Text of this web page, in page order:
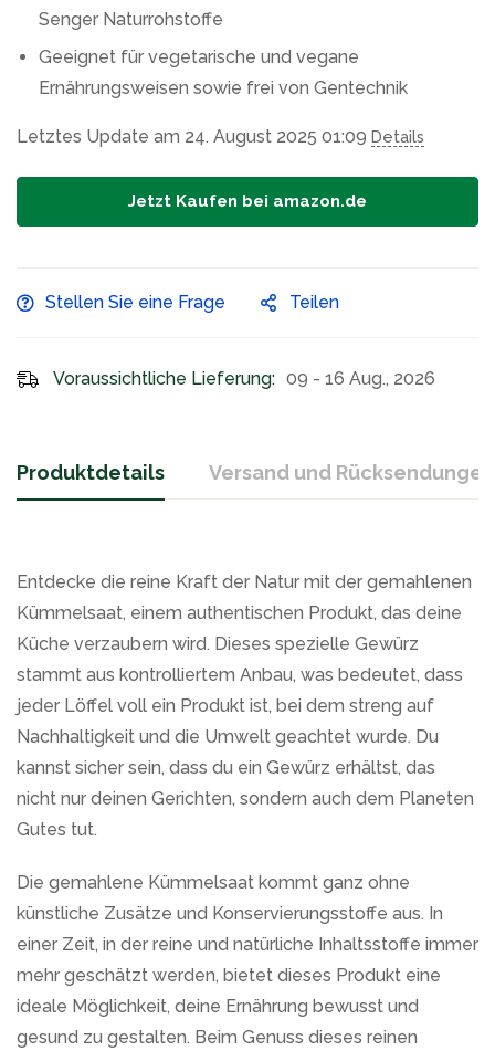
Senger Naturrohstoffe
Geeignet für vegetarische und vegane
Ernährungsweisen sowie frei von Gentechnik
Letztes Update am 24. August 2025 01:09 Details
Jetzt Kaufen bei amazon.de
Stellen Sie eine Frage Teilen
Voraussichtliche Lieferung: 09 - 16 Aug., 2026
Produktdetails Versand und Rücksendungen
Entdecke die reine Kraft der Natur mit der gemahlenen
Kümmelsaat, einem authentischen Produkt, das deine
Küche verzaubern wird. Dieses spezielle Gewürz
stammt aus kontrolliertem Anbau, was bedeutet, dass
jeder Löffel voll ein Produkt ist, bei dem streng auf
Nachhaltigkeit und die Umwelt geachtet wurde. Du
kannst sicher sein, dass du ein Gewürz erhältst, das
nicht nur deinen Gerichten, sondern auch dem Planeten
Gutes tut.
Die gemahlene Kümmelsaat kommt ganz ohne
künstliche Zusätze und Konservierungsstoffe aus. In
einer Zeit, in der reine und natürliche Inhaltsstoffe immer
mehr geschätzt werden, bietet dieses Produkt eine
ideale Möglichkeit, deine Ernährung bewusst und
gesund zu gestalten. Beim Genuss dieses reinen